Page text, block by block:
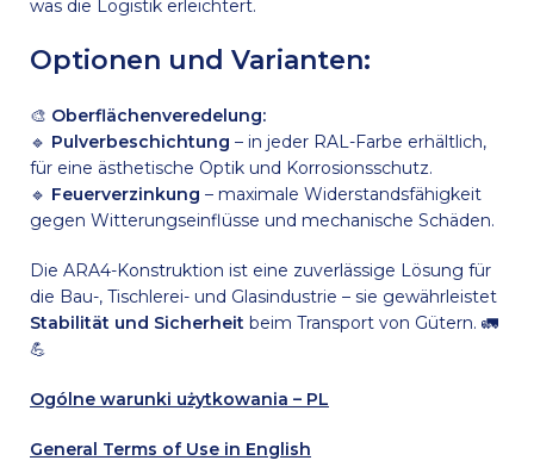
was die Logistik erleichtert.
Optionen und Varianten:
🎨 Oberflächenveredelung:
🔹 Pulverbeschichtung – in jeder RAL-Farbe erhältlich,
für eine ästhetische Optik und Korrosionsschutz.
🔹 Feuerverzinkung – maximale Widerstandsfähigkeit
gegen Witterungseinflüsse und mechanische Schäden.
Die ARA4-Konstruktion ist eine zuverlässige Lösung für
die Bau-, Tischlerei- und Glasindustrie – sie gewährleistet
Stabilität und Sicherheit beim Transport von Gütern. 🚛
💪
Ogólne warunki użytkowania – PL
General Terms of Use in English